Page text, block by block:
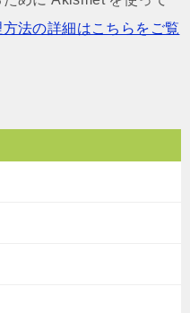
法の詳細はこちらをご覧